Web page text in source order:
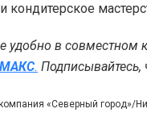
кондитерское
удобно в совместном
. Подписывайтесь,
«Северный город»/